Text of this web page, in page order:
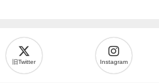
旧Twitter Instagram